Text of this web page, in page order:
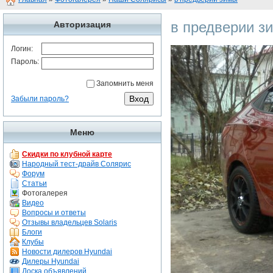
Авторизация
Логин:
Пароль:
Запомнить меня
Забыли пароль?
Меню
Скидки по клубной карте
Народный тест-драйв Солярис
Форум
Статьи
Фотогалерея
Видео
Вопросы и ответы
Отзывы владельцев Solaris
Блоги
Клубы
Новости дилеров Hyundai
Дилеры Hyundai
Доска объявлений
в предверии